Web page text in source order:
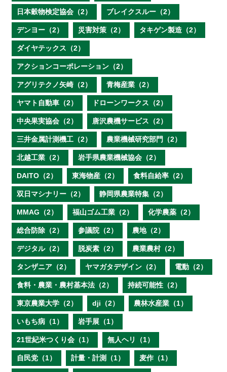
日本穀物検定協会（2） ブレイクスルー（2）
デンヨー（2） 災害対策（2） タキゲン製造（2）
ダイヤテックス（2）
アクションコーポレーション（2）
アグリテクノ矢崎（2） 青梅産業（2）
ヤマト自動車（2） ドローンワークス（2）
中央果実協会（2） 唐沢農機サービス（2）
三井金属計測機工（2） 農業機械研究部門（2）
北越工業（2） 岩手県農業機械協会（2）
DAITO（2） 東海物産（2） 食料自給率（2）
双日マシナリー（2） 静岡県農業特集（2）
MMAG（2） 福山ゴム工業（2） 化学農薬（2）
総合防除（2） 参議院（2） 農地（2）
デジタル（2） 脱炭素（2） 農業農村（2）
タンザニア（2） ヤマガタデザイン（2） 電動（2）
食料・農業・農村基本法（2） 持続可能性（2）
東京農業大学（2） dji（2） 農林水産業（1）
いもち病（1） 岩手展（1）
21世紀米つくり会（1） 無人ヘリ（1）
自民党（1） 計量・計測（1） 麦作（1）